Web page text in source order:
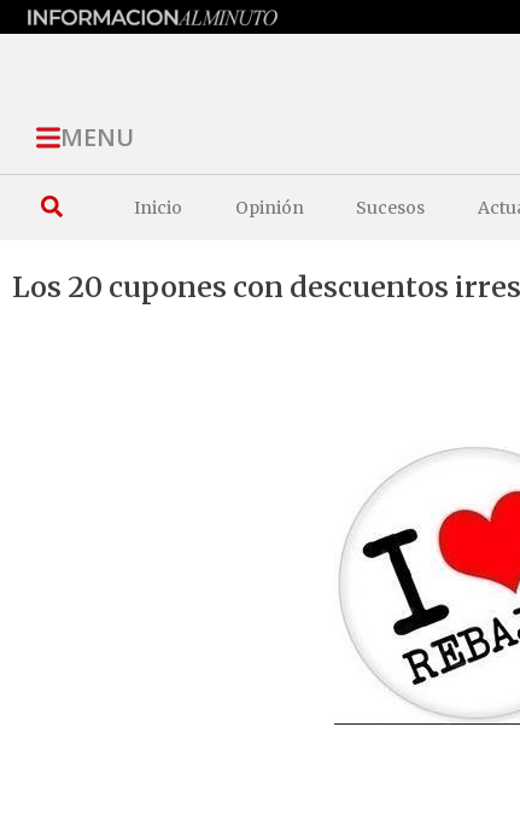
MENU
Inicio Opinión Sucesos
Los 20 cupones con descuentos